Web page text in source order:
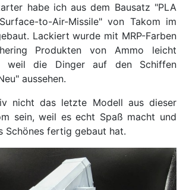
habe ich aus dem Bausatz "PLA
to-Air-Missile" von Takom im
Lackiert wurde mit MRP-Farben
Produkten von Ammo leicht
weil die Dinger auf den Schiffen
aussehen.
nicht das letzte Modell aus dieser
sein, weil es echt Spaß macht und
Schönes fertig gebaut hat.